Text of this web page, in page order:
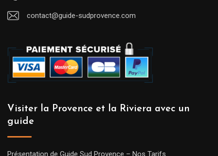
contact@guide-sudprovence.com
Visiter la Provence et la Riviera avec un
guide
Présentation de Guide Sud Provence – Nos Tarifs